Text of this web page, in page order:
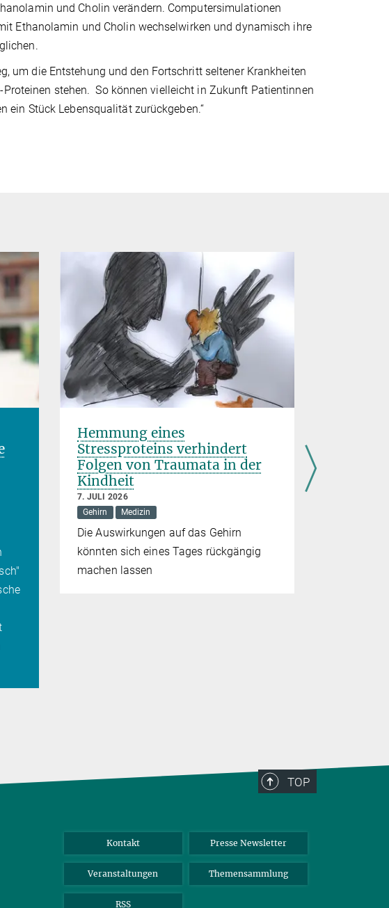
und Cholin verändern. Computersimulationen
Ethanolamin und Cholin wechselwirken und dynamisch ihre
um die Entstehung und den Fortschritt seltener Krankheiten
stehen. So können vielleicht in Zukunft Patientinnen
ein Stück Lebensqualität zurückgeben.“
Hemmung eines
Stressproteins verhindert
Folgen von Traumata in der
Kindheit
7. JULI 2026
Gehirn
Medizin
Die Auswirkungen auf das Gehirn
könnten sich eines Tages rückgängig
machen lassen
TOP
Kontakt Presse Newsletter
Veranstaltungen Themensammlung
RSS